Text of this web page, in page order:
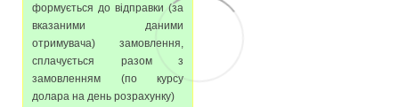
формується до відправки (за
вказаними даними
отримувача) замовлення,
сплачується разом з
замовленням (по курсу
долара на день розрахунку)